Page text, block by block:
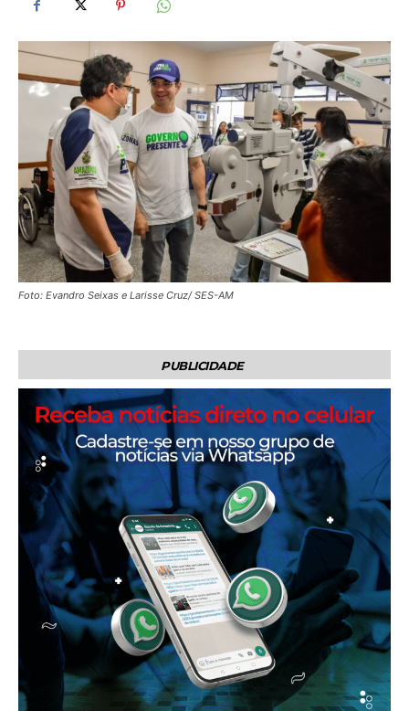
Foto: Evandro Seixas e Larisse Cruz/ SES-AM
PUBLICIDADE